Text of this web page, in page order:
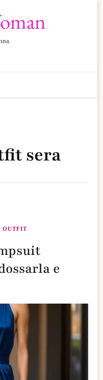
sera
OUTFIT
e